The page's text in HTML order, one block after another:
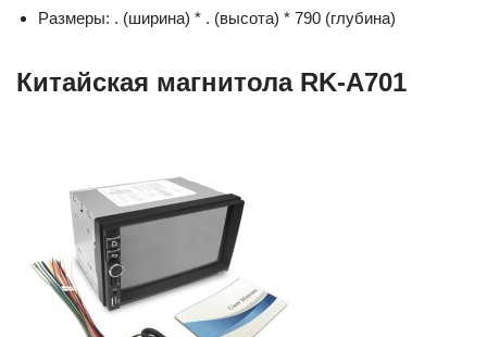
Размеры: . (ширина) * . (высота) * 790 (глубина)
Китайская магнитола RK-A701